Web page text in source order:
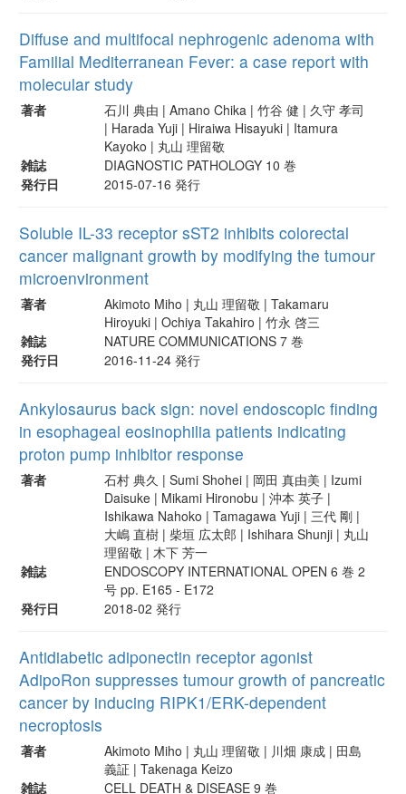
Diffuse and multifocal nephrogenic adenoma with
Familial Mediterranean Fever: a case report with
molecular study
著者
石川 典由 | Amano Chika | 竹谷 健 | 久守 孝司
| Harada Yuji | Hiraiwa Hisayuki | Itamura
Kayoko | 丸山 理留敬
雑誌
DIAGNOSTIC PATHOLOGY 10 巻
発行日
2015-07-16 発行
Soluble IL-33 receptor sST2 inhibits colorectal
cancer malignant growth by modifying the tumour
microenvironment
著者
Akimoto Miho | 丸山 理留敬 | Takamaru
Hiroyuki | Ochiya Takahiro | 竹永 啓三
雑誌
NATURE COMMUNICATIONS 7 巻
発行日
2016-11-24 発行
Ankylosaurus back sign: novel endoscopic finding
in esophageal eosinophilia patients indicating
proton pump inhibitor response
著者
石村 典久 | Sumi Shohei | 岡田 真由美 | Izumi
Daisuke | Mikami Hironobu | 沖本 英子 |
Ishikawa Nahoko | Tamagawa Yuji | 三代 剛 |
大嶋 直樹 | 柴垣 広太郎 | Ishihara Shunji | 丸山
理留敬 | 木下 芳一
雑誌
ENDOSCOPY INTERNATIONAL OPEN 6 巻 2
号 pp. E165 - E172
発行日
2018-02 発行
Antidiabetic adiponectin receptor agonist
AdipoRon suppresses tumour growth of pancreatic
cancer by inducing RIPK1/ERK-dependent
necroptosis
著者
Akimoto Miho | 丸山 理留敬 | 川畑 康成 | 田島
義証 | Takenaga Keizo
雑誌
CELL DEATH & DISEASE 9 巻